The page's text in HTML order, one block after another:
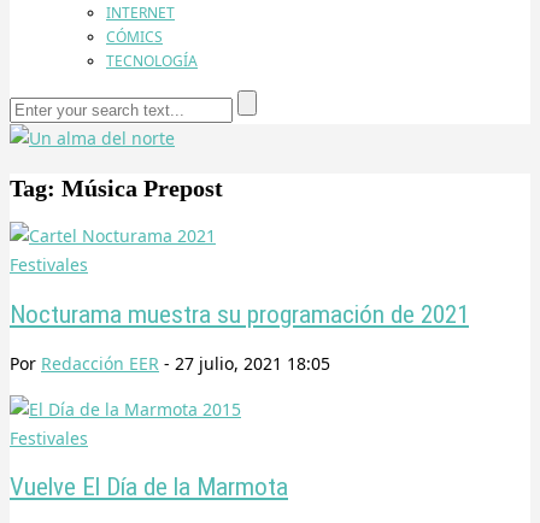
INTERNET
CÓMICS
TECNOLOGÍA
Tag: Música Prepost
Festivales
Nocturama muestra su programación de 2021
Por Redacción EER - 27 julio, 2021 18:05
Festivales
Vuelve El Día de la Marmota